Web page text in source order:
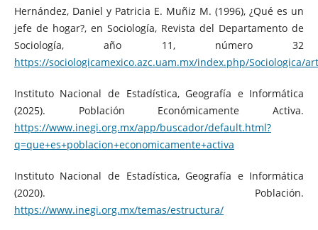
Hernández, Daniel y Patricia E. Muñiz M. (1996), ¿Qué es un
jefe de hogar?, en Sociología, Revista del Departamento de
Sociología, año 11, número 32
https://sociologicamexico.azc.uam.mx/index.php/Sociologica/
Instituto Nacional de Estadística, Geografía e Informática
(2025). Población Económicamente Activa.
https://www.inegi.org.mx/app/buscador/default.html?
q=que+es+poblacion+economicamente+activa
Instituto Nacional de Estadística, Geografía e Informática
(2020). Población.
https://www.inegi.org.mx/temas/estructura/